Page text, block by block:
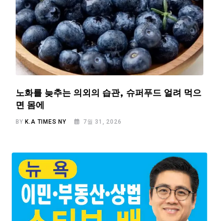
노화를 늦추는 의외의 습관, 슈퍼푸드 얼려 먹으
면 몸에
BYK.A TIMES NY 7월 31, 2026